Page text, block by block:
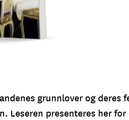
grunnlover og deres
Leseren presenteres her for